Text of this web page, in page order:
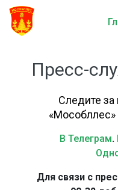
Пресс-
Следите
«Мособллес»
В Телеграм.
Для связи с